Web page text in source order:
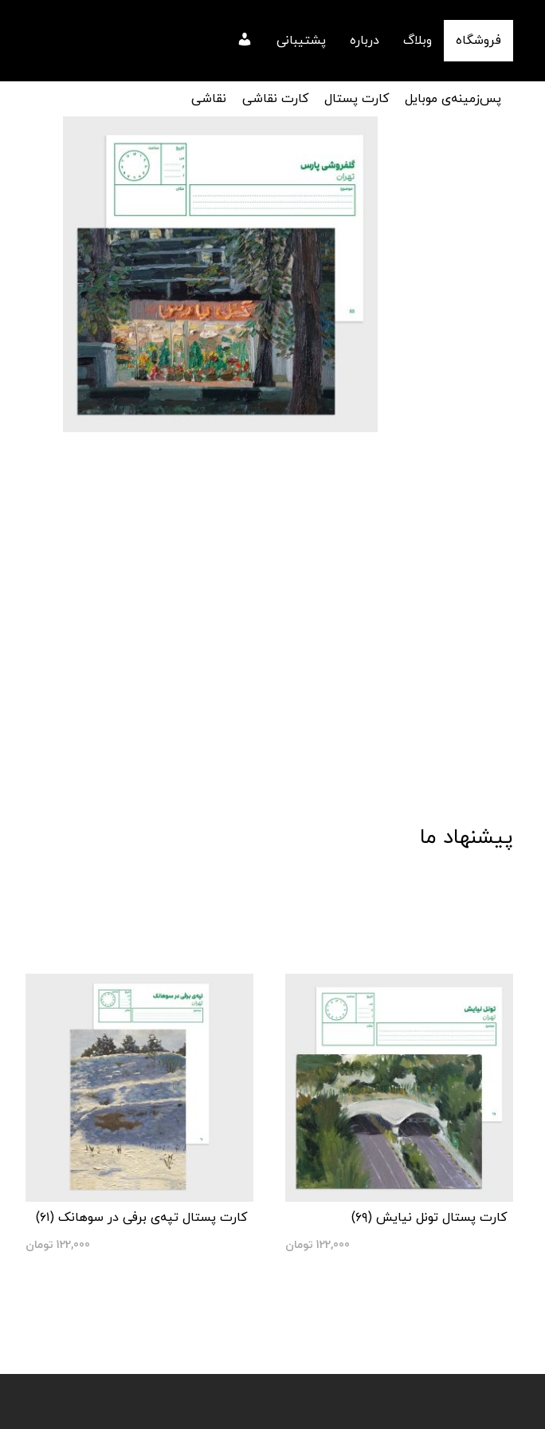
فروشگاه وبلاگ درباره پشتیبانی
پس‌زمینه‌ی موبایل کارت پستال کارت نقاشی نقاشی
پیشنهاد ما
کارت پستال تونل نیایش (۶۹)
122,000 تومان
کارت پستال تپه‌ی برفی در سوهانک (۶۱)
122,000 تومان